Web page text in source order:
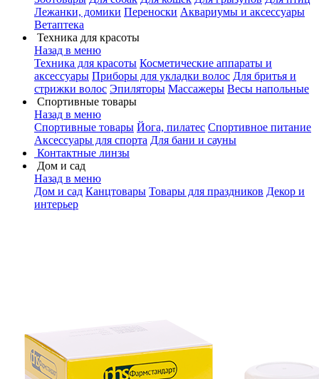
Лежанки, домики Переноски Аквариумы и аксессуары
Ветаптека
Техника для красоты
Назад в меню
Техника для красоты Косметические аппараты и
аксессуары Приборы для укладки волос Для бритья и
стрижки волос Эпиляторы Массажеры Весы напольные
Спортивные товары
Назад в меню
Спортивные товары Йога, пилатес Спортивное питание
Аксессуары для спорта Для бани и сауны
Контактные линзы
Дом и сад
Назад в меню
Дом и сад Канцтовары Товары для праздников Декор и
интерьер